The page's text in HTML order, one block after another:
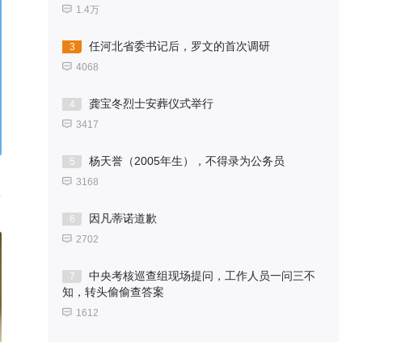
1.4万
3 任河北省委书记后，罗文的首次调研
4068
4 龚宝冬烈士安葬仪式举行
3417
5 杨天誉（2005年生），不得录为公务员
3168
6 因凡蒂诺道歉
2702
7
中央考核巡查组现场提问，工作人员一问三不
知，转头偷偷查答案
1612